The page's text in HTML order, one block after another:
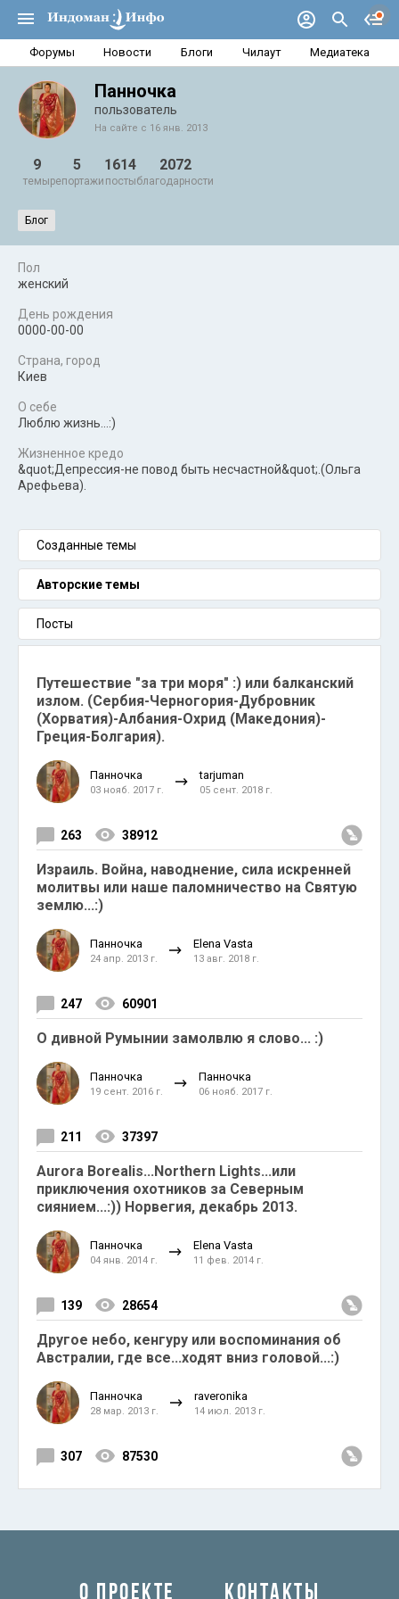
Форумы Новости Блоги Чилаут Медиатека
Панночка
пользователь
На сайте с 16 янв. 2013
9
темы
5
репортажи
1614
посты
2072
благодарности
Блог
Пол
женский
День рождения
0000-00-00
Страна, город
Киев
О себе
Люблю жизнь...:)
Жизненное кредо
&quot;Депрессия-не повод быть несчастной&quot;.(Ольга
Арефьева).
Созданные темы
Авторские темы
Посты
Путешествие "за три моря" :) или балканский
излом. (Сербия-Черногория-Дубровник
(Хорватия)-Албания-Охрид (Македония)-
Греция-Болгария).
Панночка
03 нояб. 2017 г.
tarjuman
05 сент. 2018 г.
263 38912
Израиль. Война, наводнение, сила искренней
молитвы или наше паломничество на Святую
землю...:)
Панночка
24 апр. 2013 г.
Elena Vasta
13 авг. 2018 г.
247 60901
О дивной Румынии замолвлю я слово... :)
Панночка
19 сент. 2016 г.
Панночка
06 нояб. 2017 г.
211 37397
Aurora Borealis...Northern Lights...или
приключения охотников за Северным
сиянием...:)) Норвегия, декабрь 2013.
Панночка
04 янв. 2014 г.
Elena Vasta
11 фев. 2014 г.
139 28654
Другое небо, кенгуру или воспоминания об
Австралии, где все...ходят вниз головой...:)
Панночка
28 мар. 2013 г.
raveronika
14 июл. 2013 г.
307 87530
О ПРОЕКТЕ КОНТАКТЫ